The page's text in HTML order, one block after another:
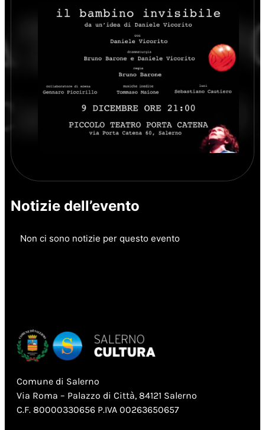
Notizie dell’evento
Non ci sono notizie per questo evento
Comune di Salerno
Via Roma – Palazzo di Città, 84121 Salerno
C.F. 80000330656 P.IVA 00263650657